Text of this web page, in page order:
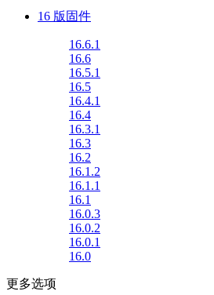
16 版固件
16.6.1
16.6
16.5.1
16.5
16.4.1
16.4
16.3.1
16.3
16.2
16.1.2
16.1.1
16.1
16.0.3
16.0.2
16.0.1
16.0
更多选项